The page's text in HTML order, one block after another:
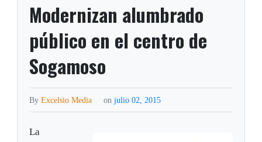
Modernizan alumbrado
público en el centro de
Sogamoso
ByExcelsio Media on julio 02, 2015
La